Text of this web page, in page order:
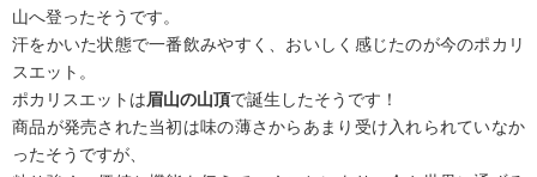
山へ登ったそうです。
汗をかいた状態で一番飲みやすく、おいしく感じたのが今のポカリ
スエット。
ポカリスエットは眉山の山頂で誕生したそうです！
商品が発売された当初は味の薄さからあまり受け入れられていなか
ったそうですが、